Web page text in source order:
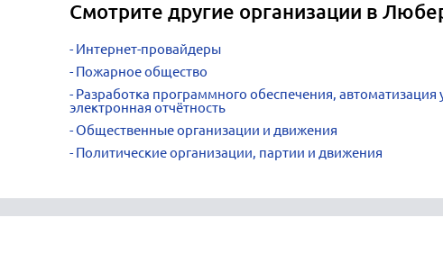
Смотрите другие организации в
Интернет-провайдеры
Пожарное общество
Разработка программного обеспечения, автоматизация
электронная отчётность
Общественные организации и движения
Политические организации, партии и движения